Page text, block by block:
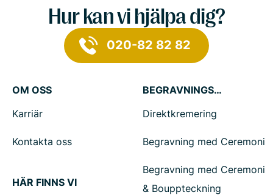
Hur kan vi hjälpa dig?
020-82 82 82
OM OSS
Karriär
Kontakta oss
HÄR FINNS VI
BEGRAVNINGSTJÄNSTER
Direktkremering
Begravning med Ceremoni
Begravning med Ceremoni
& Bouppteckning